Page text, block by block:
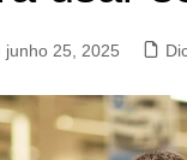
junho 25, 2025